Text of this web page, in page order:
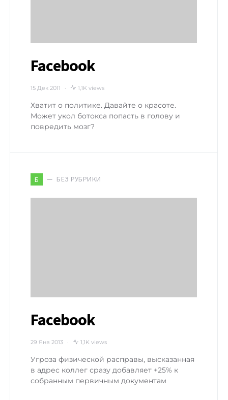
Facebook
15 Дек 2011 1,1K views
Хватит о политике. Давайте о красоте.
Может укол ботокса попасть в голову и
повредить мозг?
Б БЕЗ РУБРИКИ
Facebook
29 Янв 2013 1,1K views
Угроза физической расправы, высказанная
в адрес коллег сразу добавляет +25% к
собранным первичным документам